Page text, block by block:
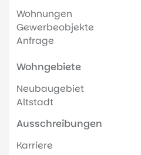
Wohnungen
Gewerbeobjekte
Anfrage
Wohngebiete
Neubaugebiet
Altstadt
Ausschreibungen
Karriere